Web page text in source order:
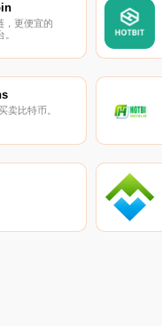
，更便宜的
卖比特币。